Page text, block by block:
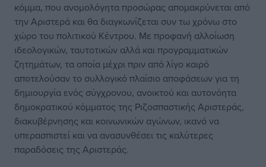
κόμμα, που ανομολόγητα προσώρας απομακρύνεται από
την Αριστερά και θα διαγκωνίζεται συν τω χρόνω στο
χώρο του πολιτικού Κέντρου. Με προφανή αλλοίωση
ιδεολογικών, ταυτοτικών αλλά και προγραμματικών
ζητημάτων, τα οποία μέχρι πριν από λίγο καιρό
αποτελούσαν το συλλογικό πλαίσιο αποφάσεων για τη
δημιουργία ενός σύγχρονου, ανοικτού και αυτονόητα
δημοκρατικού κόμματος της Ριζοσπαστικής Αριστεράς,
διακυβέρνησης και κοινωνικών αγώνων, ικανό να
υπερασπιστεί και να ανασυνθέσει τις καλύτερες
παραδόσεις της Αριστεράς.